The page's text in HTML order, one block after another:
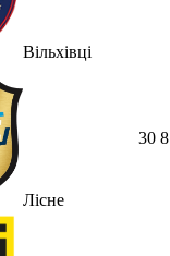
Вільхівці
Лісне
30 8